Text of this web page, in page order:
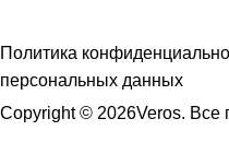
Политика
персональных данных
Copyright © 2026Veros.